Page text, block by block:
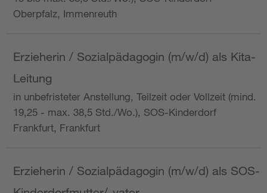
Oberpfalz, Immenreuth
Erzieherin / Sozialpädagogin (m/w/d) als Kita-
Leitung
in unbefristeter Anstellung, Teilzeit oder Vollzeit (mind.
19,25 - max. 38,5 Std./Wo.), SOS-Kinderdorf
Frankfurt, Frankfurt
Erzieherin / Sozialpädagogin (m/w/d) als SOS-